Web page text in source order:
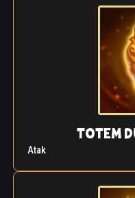
TOTEM
Atak